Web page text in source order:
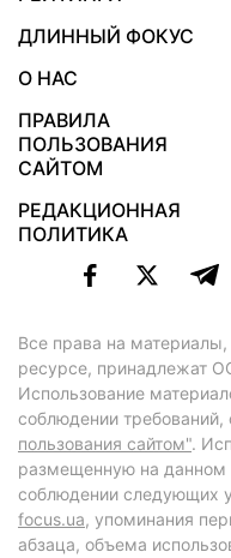
ДЛИННЫЙ ФОКУС
О НАС
ПРАВИЛА
ПОЛЬЗОВАНИЯ
САЙТОМ
РЕДАКЦИОННАЯ
ПОЛИТИКА
Все права на
ресурсе, принадлежат
Использование
соблюдении требований,
пользования сайтом".
размещенную на данном
соблюдении следующих
focus.ua, упоминания
абзаца, объема